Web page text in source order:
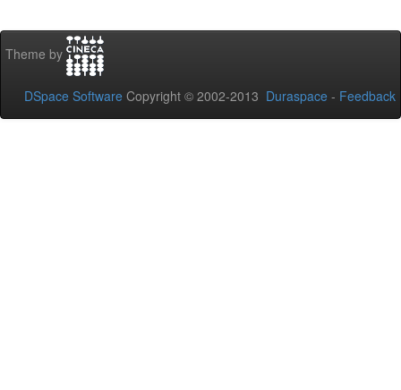
Theme by
DSpace Software Copyright © 2002-2013 Duraspace - Feedback